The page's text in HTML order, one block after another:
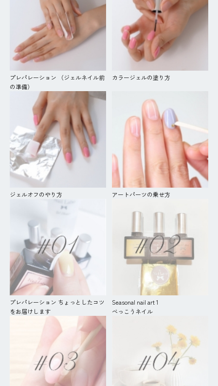
プレパレーション （ジェルネイル前
の準備）
カラージェルの塗り方
ジェルオフのやり方 アートパーツの乗せ方
プレパレーション ちょっとしたコツ
をお届けします
Seasonal nail art 1
べっこうネイル